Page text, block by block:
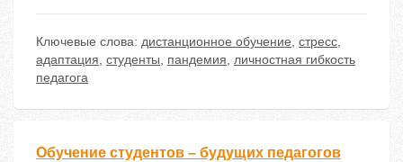
Ключевые слова: дистанционное обучение, стресс,
адаптация, студенты, пандемия, личностная гибкость
педагога
Обучение студентов – будущих педагогов